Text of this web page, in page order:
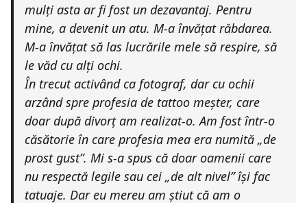
mulți asta ar fi fost un dezavantaj. Pentru
mine, a devenit un atu. M-a învățat răbdarea.
M-a învățat să las lucrările mele să respire, să
le văd cu alți ochi.
În trecut activând ca fotograf, dar cu ochii
arzând spre profesia de tattoo meșter, care
doar după divorț am realizat-o. Am fost într-o
căsătorie în care profesia mea era numită „de
prost gust”. Mi s-a spus că doar oamenii care
nu respectă legile sau cei „de alt nivel” își fac
tatuaje. Dar eu mereu am știut că am o